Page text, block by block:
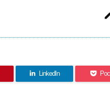
LinkedIn